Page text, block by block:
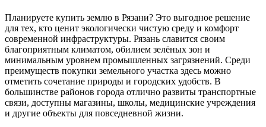
Планируете купить землю в Рязани? Это выгодное решение
для тех, кто ценит экологически чистую среду и комфорт
современной инфраструктуры. Рязань славится своим
благоприятным климатом, обилием зелёных зон и
минимальным уровнем промышленных загрязнений. Среди
преимуществ покупки земельного участка здесь можно
отметить сочетание природы и городских удобств. В
большинстве районов города отлично развиты транспортные
связи, доступны магазины, школы, медицинские учреждения
и другие объекты для повседневной жизни.